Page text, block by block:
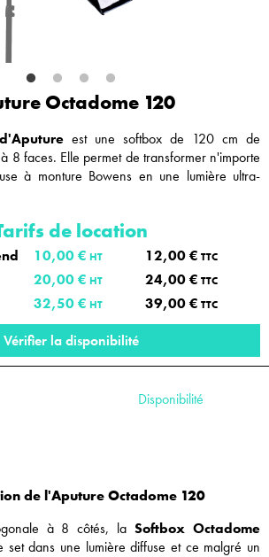
Octadome 120
est une softbox de 120 cm de
8 faces. Elle permet de transformer n'importe
à monture Bowens en une lumière ultra-
de location
10,00 € HT 12,00 € TTC
20,00 € HT 24,00 € TTC
32,50 € HT 39,00 € TTC
Vérifier la disponibilité
Disponibilité
de l'Aputure Octadome 120
à 8 côtés, laSoftbox Octadome
set dans une lumière diffuse et ce malgré un